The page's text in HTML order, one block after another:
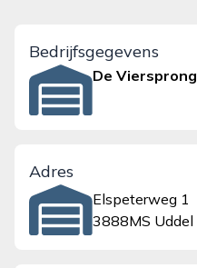
Bedrijfsgegevens
De Viersprong
Adres
Elspeterweg 1
3888MS Uddel